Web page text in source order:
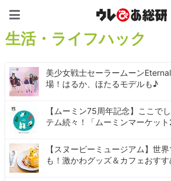
生活・ライフハック
美少女戦士セーラームーン
場！はるか、ほたるモデルも♪
【ムーミン75周年記念】ここで
テム続々！「ムーミンマーケット
【スヌーピーミュージアム】世
も！激かわグッズ＆カフェおす